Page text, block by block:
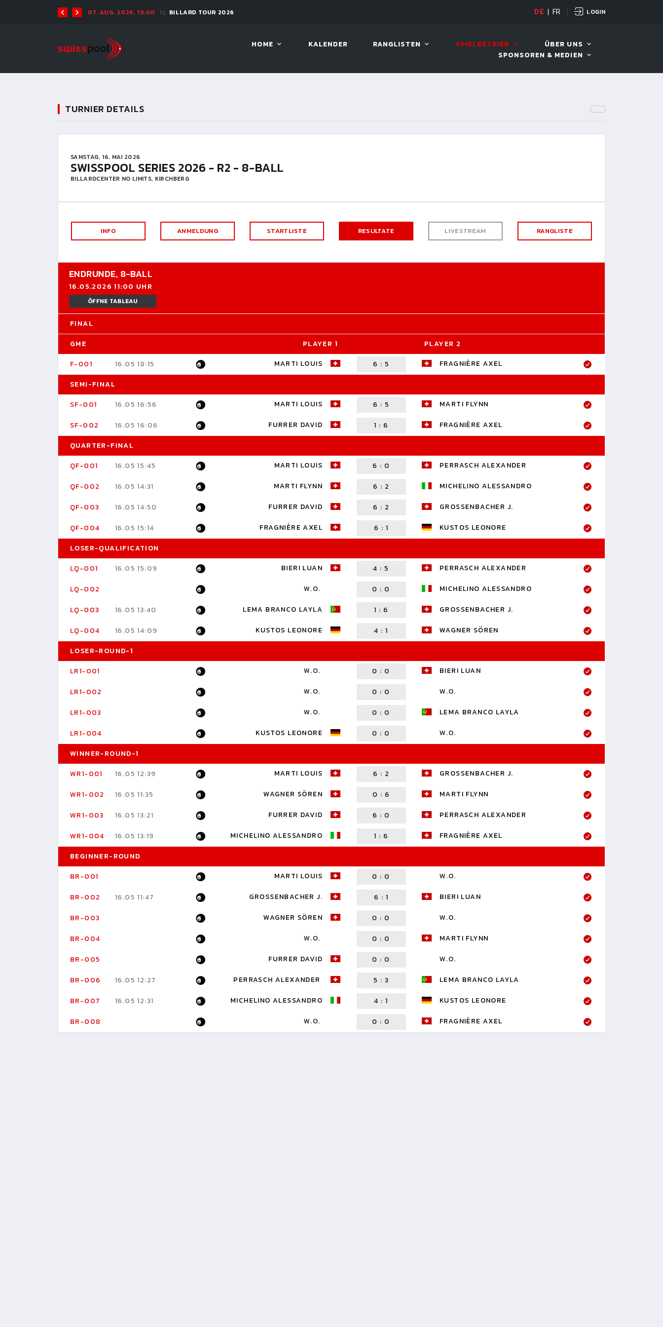
07. AUG. 2026, 19:00 BILLARD TOUR 2026 10. AUG. 2026, 19:00
DE FR LOGIN
HOME KALENDER RANGLISTEN SPIELBETRIEB
ÜBER UNS
SPONSOREN & MEDIEN
TURNIER DETAILS
SAMSTAG, 16. MAI 2026
SWISSPOOL SERIES 2026 - R2 - 8-BALL
BILLARDCENTER NO LIMITS, KIRCHBERG
INFO ANMELDUNG STARTLISTE RESULTATE LIVESTREAM RANGLISTE
ENDRUNDE, 8-BALL
16.05.2026 11:00 UHR
ÖFFNE TABLEAU
FINAL
GME
PLAYER 1
PLAYER 2
F-001
16.05 18:15 MARTI LOUIS 6 : 5
FRAGNIÈRE AXEL
SEMI-FINAL
SF-001
16.05 16:56 MARTI LOUIS 6 : 5 MARTI FLYNN
SF-002 16.05 16:06 FURRER DAVID 1 : 6
FRAGNIÈRE AXEL
QUARTER-FINAL
QF-001
16.05 15:45 MARTI LOUIS 6 : 0 PERRASCH ALEXANDER
QF-002 16.05 14:31 MARTI FLYNN 6 : 2 MICHELINO ALESSANDRO
QF-003 16.05 14:50 FURRER DAVID 6 : 2 GROSSENBACHER J.
QF-004 16.05 15:14 FRAGNIÈRE AXEL 6 : 1
KUSTOS LEONORE
LOSER-QUALIFICATION
LQ-001
16.05 15:09 BIERI LUAN 4 : 5 PERRASCH ALEXANDER
LQ-002 W.O. 0 : 0 MICHELINO ALESSANDRO
LQ-003 16.05 13:40 LEMA BRANCO LAYLA 1 : 6 GROSSENBACHER J.
LQ-004 16.05 14:09 KUSTOS LEONORE 4 :1
WAGNER SÖREN
LOSER-ROUND-1
LR1-001
W.O. 0 : 0 BIERI LUAN
LR1-002 W.O. 0 : 0 W.O.
LR1-003 W.O. 0 : 0 LEMA BRANCO LAYLA
LR1-004 KUSTOS LEONORE 0 : 0
W.O.
WINNER-ROUND-1
WR1-001
16.05 12:39 MARTI LOUIS 6 : 2 GROSSENBACHER J.
WR1-002 16.05 11:35 WAGNER SÖREN 0 : 6 MARTI FLYNN
WR1-003 16.05 13:21 FURRER DAVID 6 : 0 PERRASCH ALEXANDER
WR1-004 16.05 13:19 MICHELINO ALESSANDRO 1 : 6
FRAGNIÈRE AXEL
BEGINNER-ROUND
BR-001
MARTI LOUIS 0 : 0 W.O.
BR-002 16.05 11:47 GROSSENBACHER J. 6 : 1 BIERI LUAN
BR-003 WAGNER SÖREN 0 : 0 W.O.
BR-004 W.O. 0 : 0 MARTI FLYNN
BR-005 FURRER DAVID 0 : 0 W.O.
BR-006 16.05 12:27 PERRASCH ALEXANDER 5 : 3 LEMA BRANCO LAYLA
BR-007 16.05 12:31 MICHELINO ALESSANDRO 4 :1 KUSTOS LEONORE
BR-008 W.O. 0 : 0 FRAGNIÈRE AXEL